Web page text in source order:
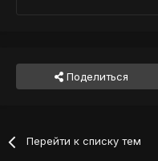
Поделиться
Перейти к списку тем